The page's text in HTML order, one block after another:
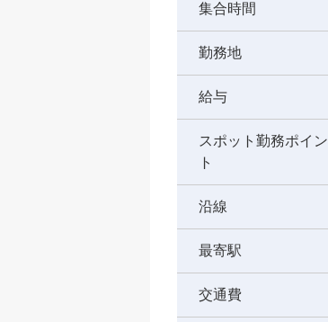
集合時間
勤務地
給与
スポット勤務ポイン
ト
沿線
最寄駅
交通費